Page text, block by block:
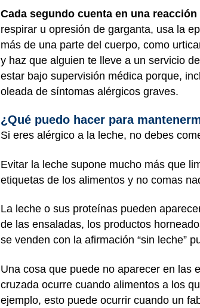
Cada segundo cuenta en una
respirar u opresión de garganta, usa la
más de una parte del cuerpo, como
y haz que alguien te lleve a un servicio
estar bajo supervisión médica porque,
oleada de síntomas alérgicos graves.
¿Qué puedo hacer para
Si eres alérgico a la leche, no debes
Evitar la leche supone mucho más que
etiquetas de los alimentos y no comas
La leche o sus proteínas pueden
de las ensaladas, los productos
se venden con la afirmación “sin leche”
Una cosa que puede no aparecer en las
cruzada ocurre cuando alimentos a los
ejemplo, esto puede ocurrir cuando un